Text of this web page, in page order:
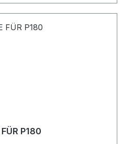
ANLAUFSCHEIBE FÜR P180